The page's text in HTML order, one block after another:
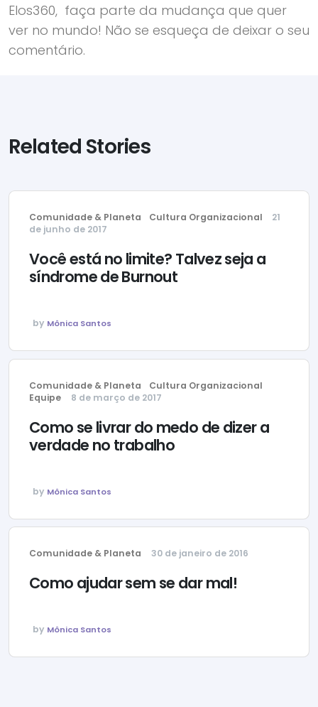
Elos360, faça parte da mudança que quer
ver no mundo! Não se esqueça de deixar o seu
comentário.
Related Stories
Comunidade & Planeta Cultura Organizacional
21
de junho de 2017
Você está no limite? Talvez seja a
síndrome de Burnout
by Mônica Santos
Comunidade & Planeta
Cultura Organizacional
Equipe
8 de março de 2017
Como se livrar do medo de dizer a
verdade no trabalho
by Mônica Santos
Comunidade & Planeta 30 de janeiro de 2016
Como ajudar sem se dar mal!
by Mônica Santos